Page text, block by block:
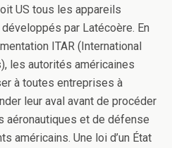
US tous les appareils
par Latécoère. En
ITAR (International
les autorités américaines
à toutes entreprises à
leur aval avant de procéder
aéronautiques et de défense
américains. Une loi d’un État